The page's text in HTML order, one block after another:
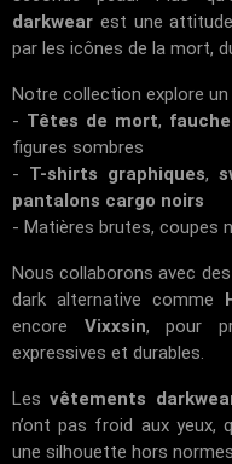
darkwear est une
par les icônes de la mort,
Notre collection explore
- Têtes de mort,
figures sombres
- T-shirts graphiques,
pantalons cargo noirs
- Matières brutes, coupes
Nous collaborons avec
dark alternative comme
encore Vixxsin, pour
expressives et durables.
Lesvêtements
n’ont pas froid aux yeux,
une silhouette hors